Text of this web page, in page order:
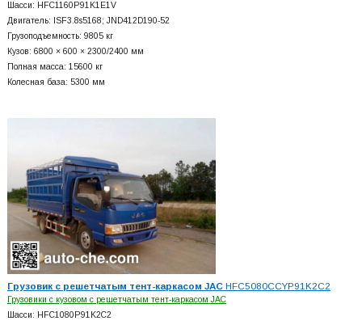
Шасси: HFC1160P91K1E1V
Двигатель: ISF3.8s5168; JND412D190-52
Грузоподъемность: 9805 кг
Кузов: 6800 × 600 × 2300/2400 мм
Полная масса: 15600 кг
Колесная база: 5300 мм
Грузовик с решетчатым тент-каркасом JACHFC5080CCYP91K2C2
Грузовики с кузовом с решетчатым тент-каркасом JAC
Шасси: HFC1080P91K2C2